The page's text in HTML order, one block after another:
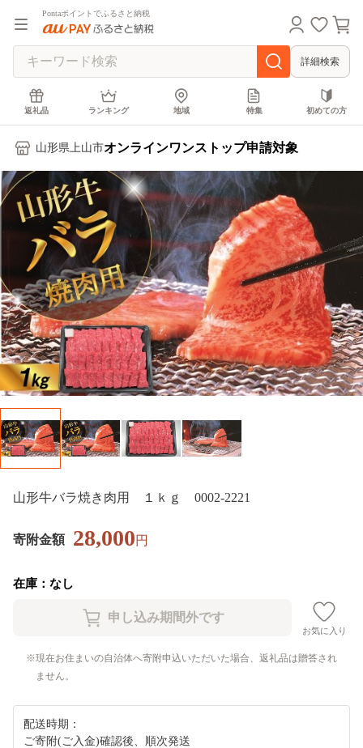
Pontaポイントでふるさと納税
詳細検索
返礼品 ランキング 地域 特集 初めての方
山形県上山市オンラインワンストップ申請対象
山形牛バラ焼き肉用 １ｋｇ 0002-2221
寄附金額 28,000円
在庫：なし
お気に入り
現在お住まいの自治体へ寄附申込いただいた場合、返礼品は贈答され
ません。
配送時期：
ご寄附(ご入金)確認後、順次発送